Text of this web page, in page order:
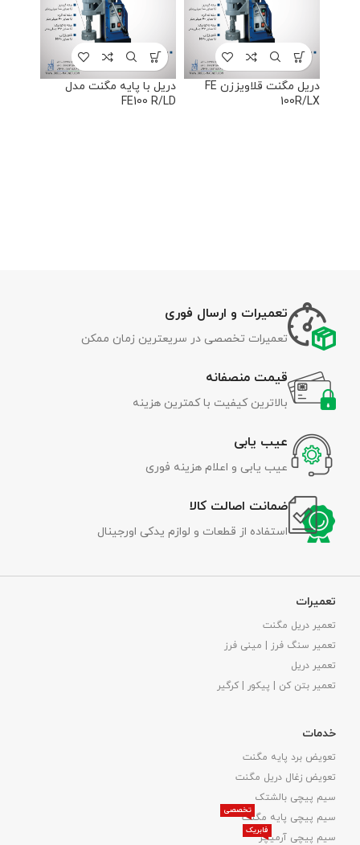
دریل مگنت قلاویززن FE
100R/LX
دریل با پایه مگنت مدل
FE100 R/LD
تعمیرات و ارسال فوری
تعمیرات تخصصی در سریعترین زمان ممکن
قیمت منصفانه
بالاترین کیفیت با کمترین هزینه
عیب یابی
عیب یابی و اعلام هزینه فوری
ضمانت اصالت کالا
استفاده از قطعات و لوازم یدکی اورجینال
تعمیرات
تعمیر دریل مگنت
تعمیر سنگ فرز | مینی فرز
تعمیر دریل
تعمیر بتن کن | پیکور | کرگیر
خدمات
تعویض برد پایه مگنت
تعویض زغال دریل مگنت
سیم پیچی بالشتک
سیم پیچی پایه مگنت
تخصصی
سیم پیچی آرمیچر
فابریک